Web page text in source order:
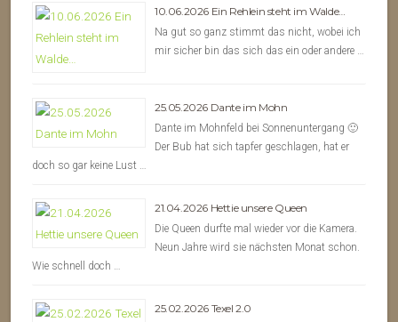
10.06.2026 Ein Rehlein steht im Walde…
Na gut so ganz stimmt das nicht, wobei ich
mir sicher bin das sich das ein oder andere …
25.05.2026 Dante im Mohn
Dante im Mohnfeld bei Sonnenuntergang 🙂
Der Bub hat sich tapfer geschlagen, hat er
doch so gar keine Lust …
21.04.2026 Hettie unsere Queen
Die Queen durfte mal wieder vor die Kamera.
Neun Jahre wird sie nächsten Monat schon.
Wie schnell doch …
25.02.2026 Texel 2.0